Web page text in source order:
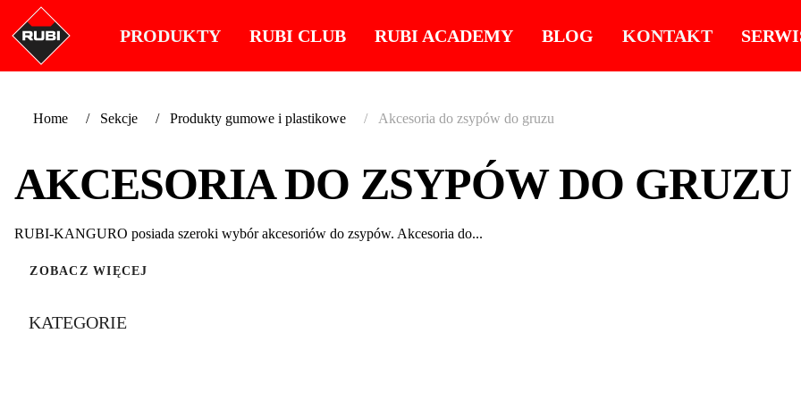
PRODUKTY RUBI CLUB RUBI ACADEMY BLOG KONTAKT
Home Sekcje Produkty gumowe i plastikowe Akcesoria do zsypów do gruzu
AKCESORIA DO ZSYPÓW DO GRUZU
RUBI-KANGURO posiada szeroki wybór akcesoriów do zsypów. Akcesoria do...
ZOBACZ WIĘCEJ
KATEGORIE